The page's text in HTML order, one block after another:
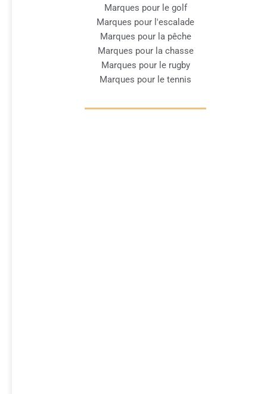
Marques pour le golf
Marques pour l'escalade
Marques pour la pêche
Marques pour la chasse
Marques pour le rugby
Marques pour le tennis